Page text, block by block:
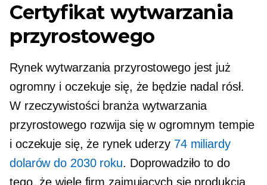
Certyfikat wytwarzania
przyrostowego
Rynek wytwarzania przyrostowego jest już
ogromny i oczekuje się, że będzie nadal rósł.
W rzeczywistości branża wytwarzania
przyrostowego rozwija się w ogromnym tempie
i oczekuje się, że rynek uderzy 74 miliardy
dolarów do 2030 roku. Doprowadziło to do
tego, że wiele firm zajmujących się produkcją